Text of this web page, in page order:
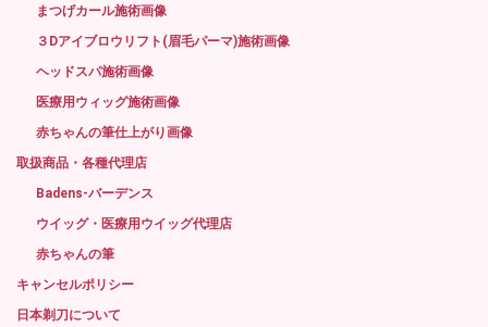
まつげカール施術画像
３Dアイブロウリフト(眉毛パーマ)施術画像
ヘッドスパ施術画像
医療用ウィッグ施術画像
赤ちゃんの筆仕上がり画像
取扱商品・各種代理店
Badens-バーデンス
ウイッグ・医療用ウイッグ代理店
赤ちゃんの筆
キャンセルポリシー
日本剃刀について